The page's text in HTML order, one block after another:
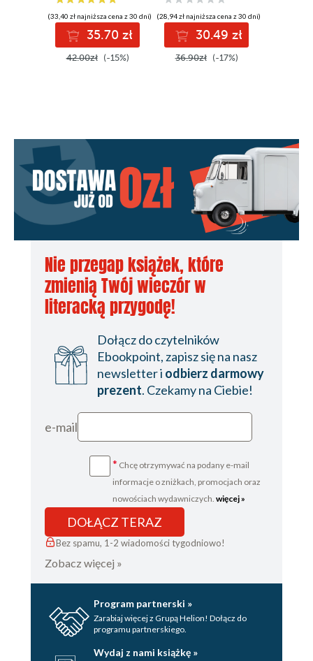
(33,40 zł najniższa cena z 30 dni)
35.70 zł
42.00zł (-15%)
(28,94 zł najniższa cena z 30 dni)
30.49 zł
36.90zł (-17%)
Nie przegap książek, które
zmienią Twój wieczór w
literacką przygodę!
Dołącz do czytelników
Ebookpoint, zapisz się na nasz
newsletter i odbierz darmowy
prezent. Czekamy na Ciebie!
e-mail
* Chcę otrzymywać na podany e-mail
informacje o zniżkach, promocjach oraz
nowościach wydawniczych. więcej »
DOŁĄCZ TERAZ
Bez spamu, 1-2 wiadomości tygodniowo!
Zobacz więcej »
Program partnerski »
Zarabiaj więcej z Grupą Helion! Dołącz do
programu partnerskiego.
Wydaj z nami książkę »